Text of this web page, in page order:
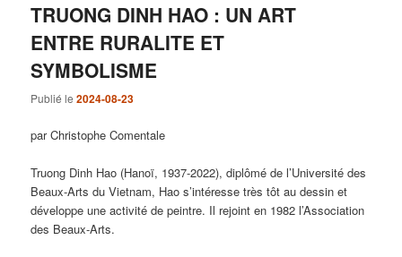
TRUONG DINH HAO : UN ART
ENTRE RURALITE ET
SYMBOLISME
Publié le2024-08-23
par Christophe Comentale
Truong Dinh Hao (Hanoï, 1937-2022), diplômé de l’Université des
Beaux-Arts du Vietnam, Hao s’intéresse très tôt au dessin et
développe une activité de peintre. Il rejoint en 1982 l’Association
des Beaux-Arts.